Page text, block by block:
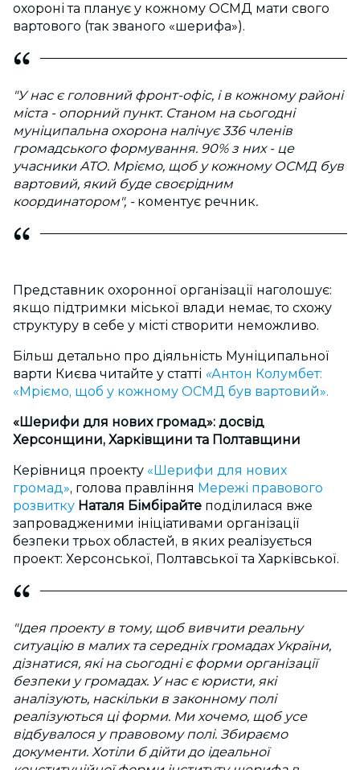
охороні та планує у кожному ОСМД мати свого
вартового (так званого «шерифа»).
"У нас є головний фронт-офіс, і в кожному районі
міста - опорний пункт. Станом на сьогодні
муніципальна охорона налічує 336 членів
громадського формування. 90% з них - це
учасники АТО. Мріємо, щоб у кожному ОСМД був
вартовий, який буде своєрідним
координатором", - коментує речник.
Представник охоронної організації наголошує:
якщо підтримки міської влади немає, то схожу
структуру в себе у місті створити неможливо.
Більш детально про діяльність Муніципальної
варти Києва читайте у статті «Антон Колумбет:
«Мріємо, щоб у кожному ОСМД був вартовий».
«Шерифи для нових громад»: досвід
Херсонщини, Харківщини та Полтавщини
Керівниця проекту «Шерифи для нових
громад», голова правління Мережі правового
розвитку Наталя Бімбірайте поділилася вже
запровадженими ініціативами організації
безпеки трьох областей, в яких реалізується
проект: Херсонської, Полтавської та Харківської.
"Ідея проекту в тому, щоб вивчити реальну
ситуацію в малих та середніх громадах України,
дізнатися, які на сьогодні є форми організації
безпеки у громадах. У нас є юристи, які
аналізують, наскільки в законному полі
реалізуються ці форми. Ми хочемо, щоб усе
відбувалося у правовому полі. Збираємо
документи. Хотіли б дійти до ідеальної